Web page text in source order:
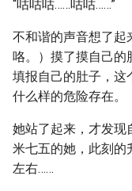
“咕咕咕……咕咕……”
不和谐的声音想了起
咯。）摸了摸自己的
填报自己的肚子，这
什么样的危险存在。
她站了起来，才发现
米七五的她，此刻的
左右……